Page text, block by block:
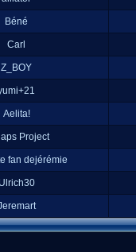
Béné
Carl
Z_BOY
Aelita!
Project
fan dejérémie
Ulrich30